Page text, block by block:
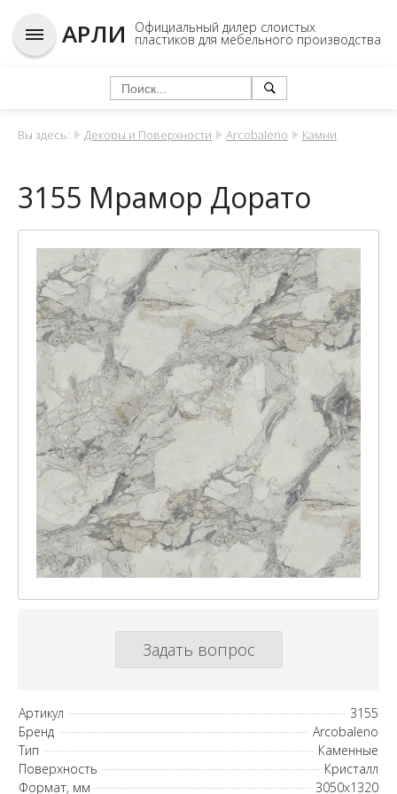
АРЛИ Официальный дилер слоистых
пластиков для мебельного производства
Вы здесь: Декоры и Поверхности Arcobaleno Камни
3155 Мрамор Дорато
Задать вопрос
Артикул
3155
Бренд
Arcobaleno
Тип
Каменные
Поверхность
Кристалл
Формат, мм
3050х1320